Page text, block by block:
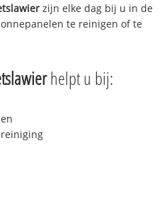
zijn elke dag bij u in de
te reinigen of te
helpt u bij: